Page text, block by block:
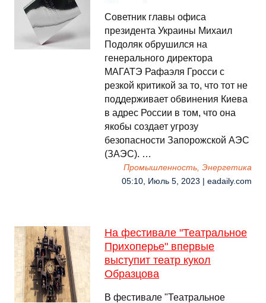
Советник главы офиса
президента Украины Михаил
Подоляк обрушился на
генерального директора
МАГАТЭ Рафаэля Гросси с
резкой критикой за то, что тот не
поддерживает обвинения Киева
в адрес России в том, что она
якобы создает угрозу
безопасности Запорожской АЭС
(ЗАЭС). …
Промышленность, Энергетика
05:10, Июль 5, 2023 | eadaily.com
На фестивале "Театральное
Прихоперье" впервые
выступит театр кукол
Образцова
В фестивале "Театральное